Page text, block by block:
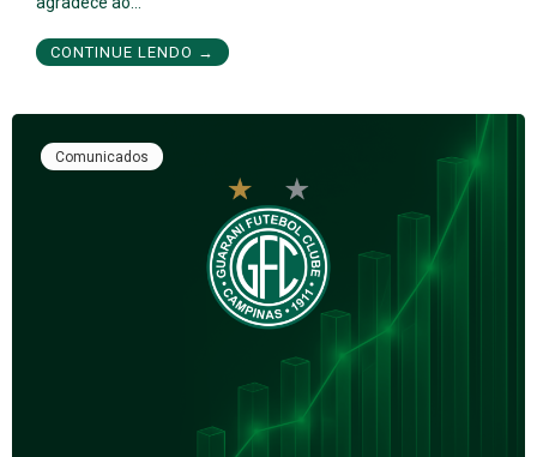
CONTINUE LENDO →
Comunicados